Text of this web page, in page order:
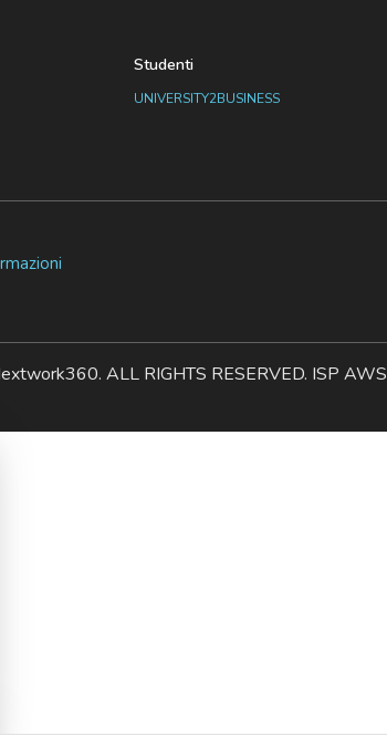
Studenti
UNIVERSITY2BUSINESS
ALL RIGHTS RESERVED. ISP AWS